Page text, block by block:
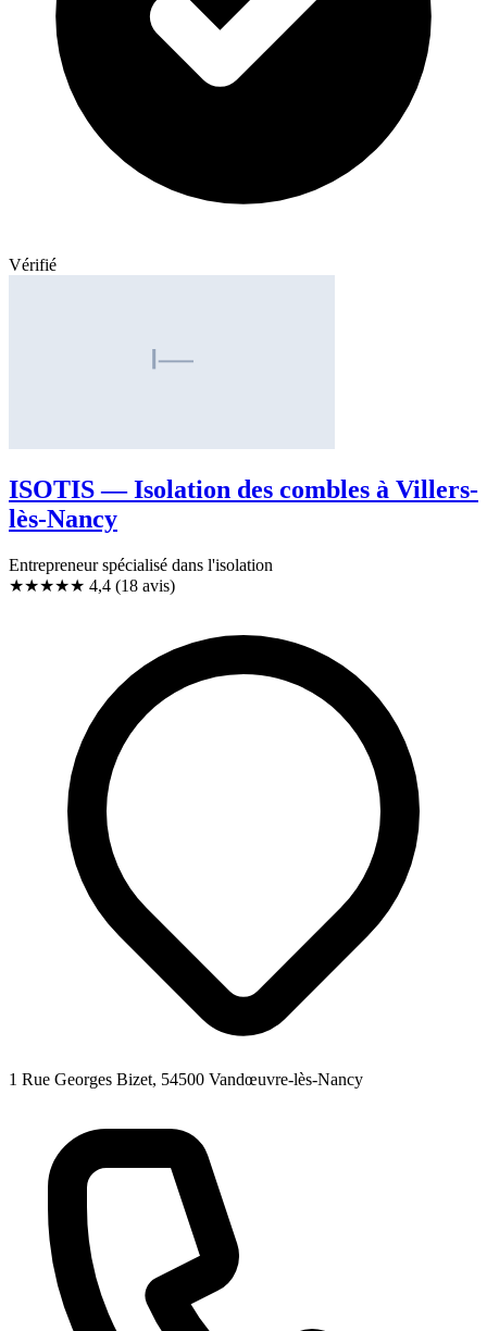
Vérifié
ISOTIS — Isolation des combles à Villers-
lès-Nancy
Entrepreneur spécialisé dans l'isolation
★★★★★ 4,4 (18 avis)
1 Rue Georges Bizet, 54500 Vandœuvre-lès-Nancy